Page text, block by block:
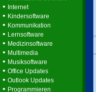
• Internet
• Kindersoftware
• Kommunikation
• Lernsoftware
• Medizinsoftware
• Multimedia
• Musiksoftware
• Office Updates
• Outlook Updates
• Programmieren